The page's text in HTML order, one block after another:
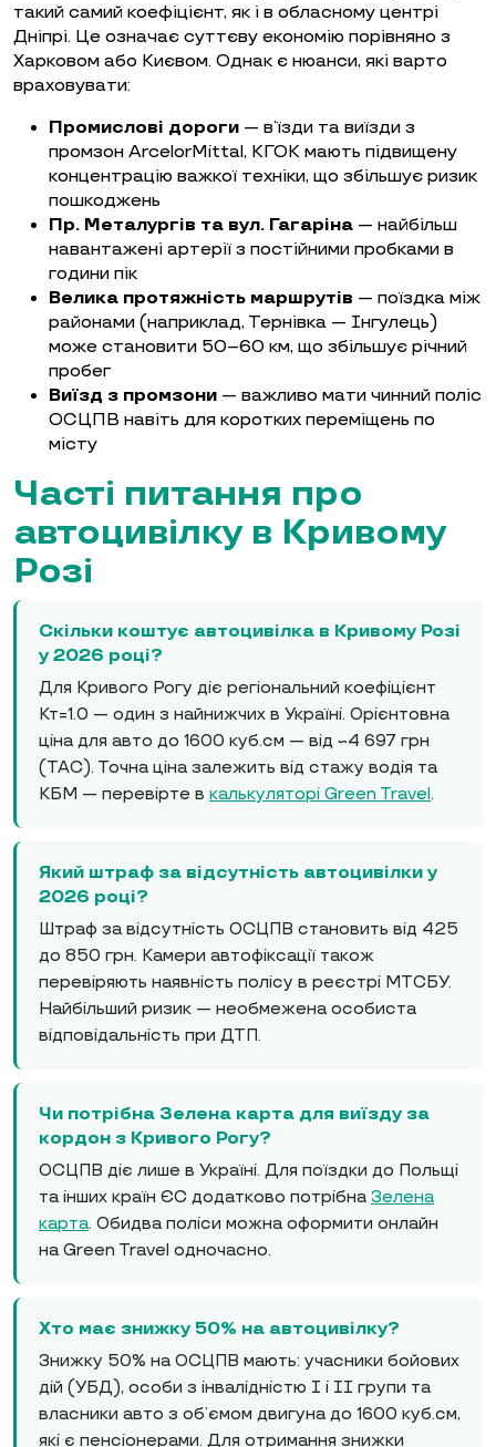
такий самий коефіцієнт, як і в обласному центрі
Дніпрі. Це означає суттєву економію порівняно з
Харковом або Києвом. Однак є нюанси, які варто
враховувати:
Промислові дороги — в’їзди та виїзди з
промзон ArcelorMittal, КГОК мають підвищену
концентрацію важкої техніки, що збільшує ризик
пошкоджень
Пр. Металургів та вул. Гагаріна — найбільш
навантажені артерії з постійними пробками в
години пік
Велика протяжність маршрутів — поїздка між
районами (наприклад, Тернівка — Інгулець)
може становити 50–60 км, що збільшує річний
пробег
Виїзд з промзони — важливо мати чинний поліс
ОСЦПВ навіть для коротких переміщень по
місту
Часті питання про
автоцивілку в Кривому
Розі
Скільки коштує автоцивілка в Кривому Розі
у 2026 році?
Для Кривого Рогу діє регіональний коефіцієнт
Кт=1.0 — один з найнижчих в Україні. Орієнтовна
ціна для авто до 1600 куб.см — від ~4 697 грн
(ТАС). Точна ціна залежить від стажу водія та
КБМ — перевірте в калькуляторі Green Travel .
Який штраф за відсутність автоцивілки у
2026 році?
Штраф за відсутність ОСЦПВ становить від 425
до 850 грн. Камери автофіксації також
перевіряють наявність полісу в реєстрі МТСБУ.
Найбільший ризик — необмежена особиста
відповідальність при ДТП.
Чи потрібна Зелена карта для виїзду за
кордон з Кривого Рогу?
ОСЦПВ діє лише в Україні. Для поїздки до Польщі
та інших країн ЄС додатково потрібна Зелена
карта. Обидва поліси можна оформити онлайн
на Green Travel одночасно.
Хто має знижку 50% на автоцивілку?
Знижку 50% на ОСЦПВ мають: учасники бойових
дій (УБД), особи з інвалідністю I і II групи та
власники авто з об’ємом двигуна до 1600 куб.см,
які є пенсіонерами. Для отримання знижки